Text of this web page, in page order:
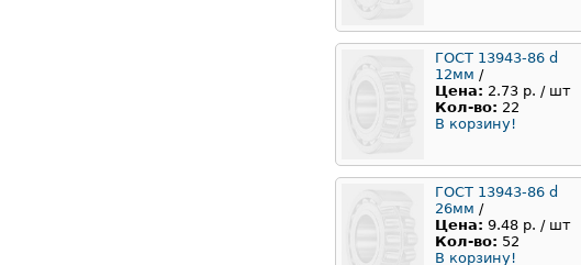
ГОСТ 13943-86 d
12мм /
Цена: 2.73 р. / шт
Кол-во: 22
В корзину!
ГОСТ 13943-86 d
26мм /
Цена: 9.48 р. / шт
Кол-во: 52
В корзину!